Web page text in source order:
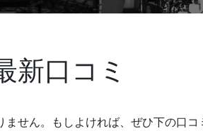
新口コミ
せん。もしよければ、ぜひ下の口